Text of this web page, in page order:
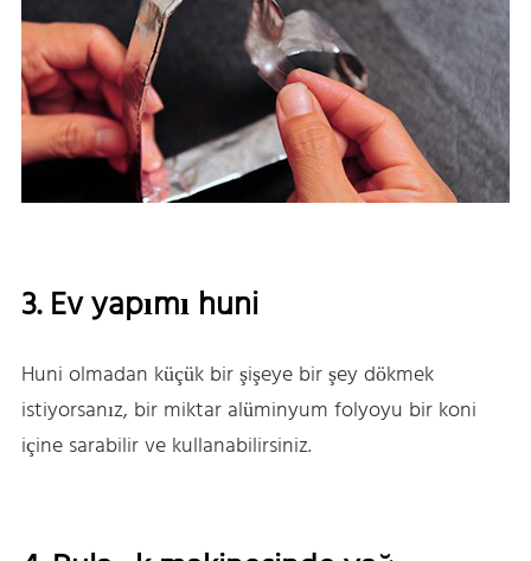
3. Ev yapımı huni
Huni olmadan küçük bir şişeye bir şey dökmek
istiyorsanız, bir miktar alüminyum folyoyu bir koni
içine sarabilir ve kullanabilirsiniz.